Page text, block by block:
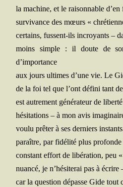
la machine, et le rai­son­nable
sur­vi­vance des mœurs «
cer­tains, fussent-ils incroyants –
moins simple : il doute de
d’importance
aux jours ultimes d’une vie. Le
de la foi tel que l’ont défi­ni tant
est autre­ment géné­ra­teur de
hési­ta­tions – à mon avis
vou­lu prê­ter à ses der­niers
paraître, par fidé­li­té plus pro­fonde
constant effort de libé­ra­tion, peu
nuan­cé, je n’hésiterai pas à écrire
car la ques­tion dépasse Gide tout